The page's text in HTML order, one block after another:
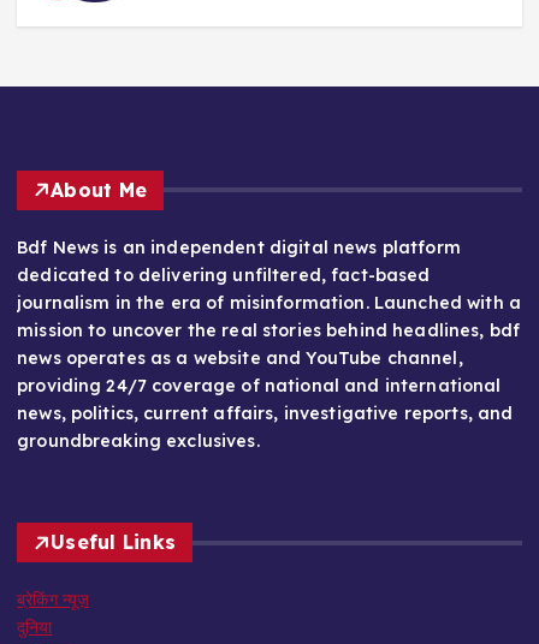
About Me
Bdf News is an independent digital news platform
dedicated to delivering unfiltered, fact-based
journalism in the era of misinformation. Launched with a
mission to uncover the real stories behind headlines, bdf
news operates as a website and YouTube channel,
providing 24/7 coverage of national and international
news, politics, current affairs, investigative reports, and
groundbreaking exclusives.
Useful Links
ब्रेकिंग न्यूज़
दुनिया